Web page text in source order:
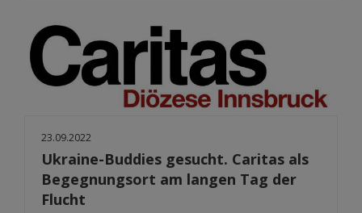
23.09.2022
Ukraine-Buddies gesucht. Caritas als
Begegnungsort am langen Tag der
Flucht